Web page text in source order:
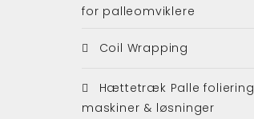
for palleomviklere
Coil Wrapping
Hættetræk Palle foliering
maskiner & løsninger